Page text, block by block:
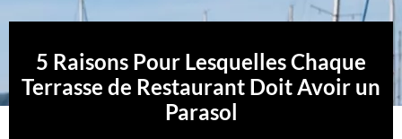
5 Raisons Pour Lesquelles Chaque
Terrasse de Restaurant Doit Avoir un
Parasol